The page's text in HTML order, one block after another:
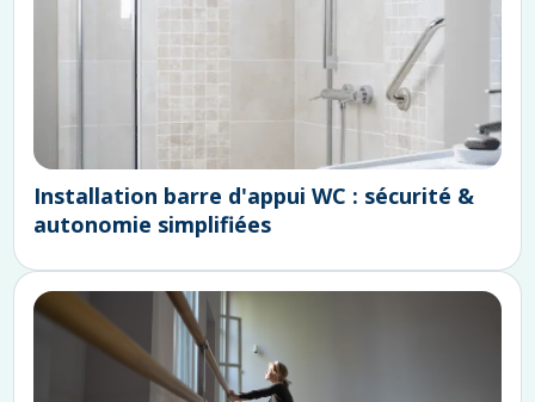
Installation barre d'appui WC : sécurité &
autonomie simplifiées